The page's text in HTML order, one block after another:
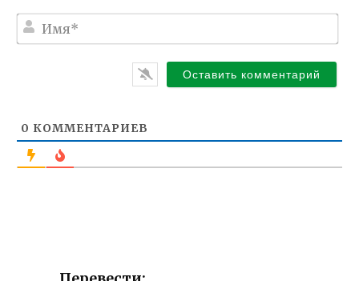
0 КОММЕНТАРИЕВ